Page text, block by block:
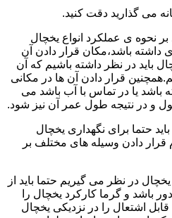
می گذارید دقت کنید.
بر نحوه ی عملکرد انواع یخچال
داشته باشد،مکان قرار دادن آن
باید در نظر داشته باشیم که آن
قرار دادن آن ها در مکانی
یا در تماس با آب باشد می
و در نتیجه طول عمر آن نیز شود.
حتما برای نگهداری یخچال
دادن وسیله های مختلف بر
در نظر می گیریم حتما باید از
باشد و گرما کارکرد یخچال را
قابل اشتعال را در نزدیکی یخچال